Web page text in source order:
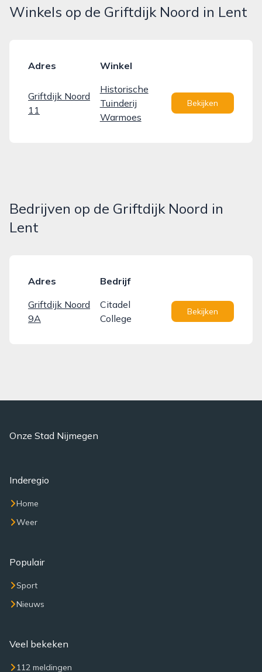
Winkels op de Griftdijk Noord in Lent
Adres Winkel
Griftdijk Noord
11
Historische
Tuinderij
Warmoes
Bekijken
Bedrijven op de Griftdijk Noord in
Lent
Adres
Bedrijf
Griftdijk Noord
9A
Citadel
College
Bekijken
Onze Stad Nijmegen
Inderegio
Home
Weer
Populair
Sport
Nieuws
Veel bekeken
112 meldingen